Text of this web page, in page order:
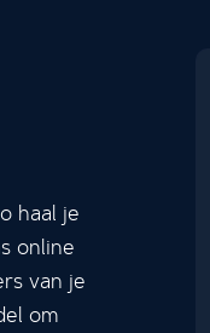
haal je
online
van je
om